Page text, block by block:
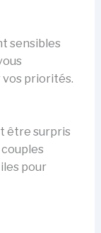
sensibles
priorités.
être surpris
pour